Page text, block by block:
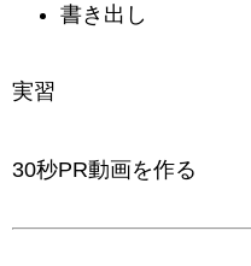
書き出し
実習
30秒PR動画を作る